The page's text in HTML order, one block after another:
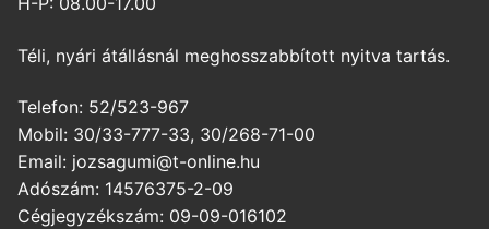
Téli, nyári átállásnál meghosszabbított nyitva tartás.
Telefon: 52/523-967
Mobil: 30/33-777-33, 30/268-71-00
Email: jozsagumi@t-online.hu
Adószám: 14576375-2-09
Cégjegyzékszám: 09-09-016102